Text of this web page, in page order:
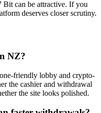
can be attractive. If you
deserves closer scrutiny.
NZ?
friendly lobby and crypto-
the cashier and withdrawal
the site looks polished.